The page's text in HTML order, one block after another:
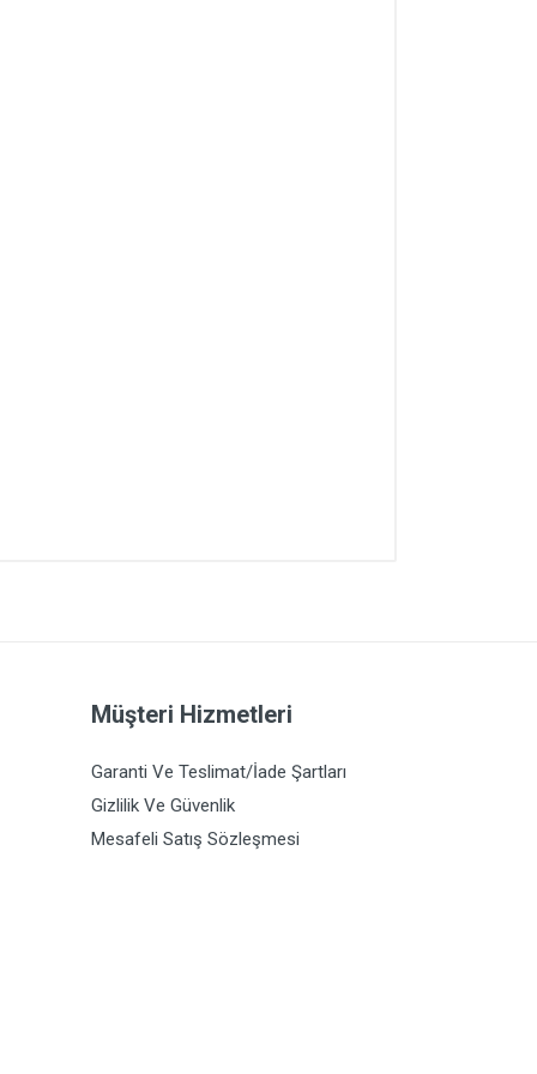
Müşteri Hizmetleri
Garanti Ve Teslimat/İade Şartları
Gizlilik Ve Güvenlik
Mesafeli Satış Sözleşmesi